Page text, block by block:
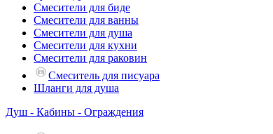
Смесители для биде
Смесители для ванны
Смесители для душа
Смесители для кухни
Смесители для раковин
Смеситель для писуара
Шланги для душа
Душ - Кабины - Ограждения